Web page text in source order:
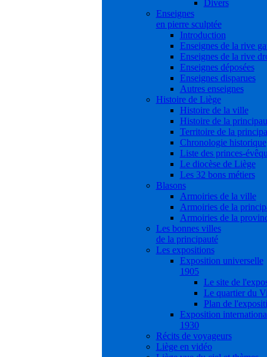
Divers
Enseignes
en pierre sculptée
Introduction
Enseignes de la rive
Enseignes de la rive
Enseignes déposées
Enseignes disparues
Autres enseignes
Histoire de Liège
Histoire de la ville
Histoire de la
Territoire de la
Chronologie historique
Liste des princes-
Le diocèse de Liège
Les 32 bons métiers
Blasons
Armoiries de la ville
Armoiries de la
Armoiries de la
Les bonnes villes
de la principauté
Les expositions
Exposition universelle
1905
Le site de
Le quartier du
Plan de
Exposition
1930
Récits de voyageurs
Liège en vidéo